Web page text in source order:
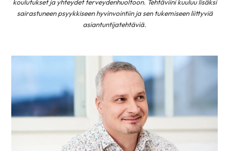
koulutukset ja yhteydet terveydenhuoltoon. Tehtäviini kuuluu lisäksi
sairastuneen psyykkiseen hyvinvointiin ja sen tukemiseen liittyviä
asiantuntijatehtäviä.